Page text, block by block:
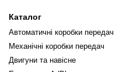
Каталог
Автоматичні коробки передач
Механічні коробки передач
Двигуни та навісне